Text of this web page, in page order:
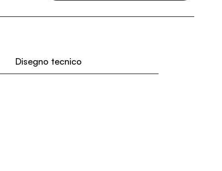
Disegno tecnico